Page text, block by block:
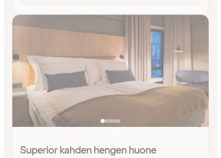
Superior kahden hengen huone